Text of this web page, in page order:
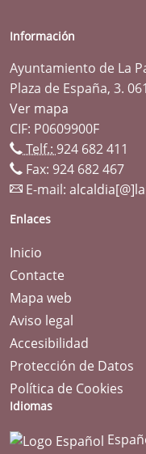
Información
Ayuntamiento de La
Plaza de España, 3.
Ver mapa
CIF: P0609900F
Telf.: 924 682 411
Fax: 924 682 467
E-mail:
Enlaces
Inicio
Contacte
Mapa web
Aviso legal
Accesibilidad
Protección de Datos
Política de Cookies
Idiomas